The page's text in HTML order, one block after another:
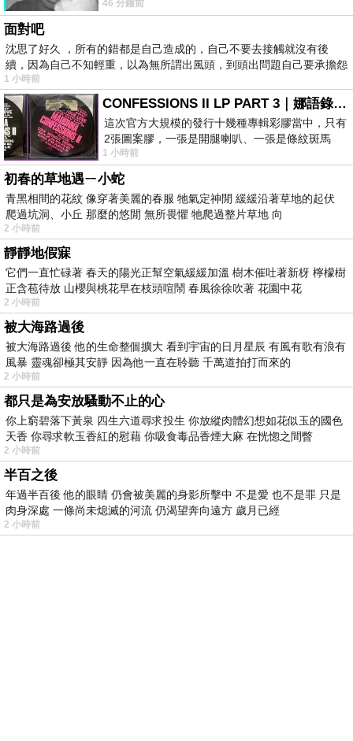
理家務，職業不分高低貴賤，只有人品才
46 分鐘前
面對吧
沈思了好久 ，所有的錯都是自己造成的，自己不要去接觸就沒有後
續，因為自己不知輕重，以為無所謂出風頭，到頭出問題自己要承擔怨
不
1 小時前
CONFESSIONS II LP PART 3｜娜語錄II LP PART 3
這次官方大規模的發行十幾種專輯彩膠當中，只有
2張圖案膠，一張是開腿喇叭、一張是條紋斑馬
版；目前官網上只剩澳洲商店AU STORE
1 小時前
初春的草地遇ㄧ小蛇
青黑相間的花紋 像穿著美麗的春服 牠氣定神閒 緩緩沿著草地的起伏
爬過坑洞、小丘 那麼的悠閒 無所畏懼 牠爬過整片草地 向
2 小時前
靜靜地假寐
它們一直忙碌著 春天的陽光正幫空氣緩緩加溫 樹木催吐著新枒 檸檬樹
正含苞待放 山櫻與桃花早在枝頭喧鬧 春風徐徐吹著 花園中花
2 小時前
被大海路過後
被大海路過後 他的生命整個擴大 看到宇宙的日月星辰 有風有歌有浪有
風暴 靈魂卻極其安靜 因為他一直在聆聽 千萬道拍打而來的
2 小時前
都只是為安放騷動不止的心
你上窮碧落下黃泉 四生六道尋求投生 你放縱肉體幻想如花似玉的國色
天香 你尋求軟玉香紅的慰藉 你吸食毒品香煙大麻 在恍惚之間瞥
2 小時前
半百之後
年過半百後 他的眼睛 仍會被美麗的身影所擊中 不是愛 也不是罪 只是
肉身深處 一條尚未熄滅的河流 仍渴望奔向遠方 歲月已經
2 小時前